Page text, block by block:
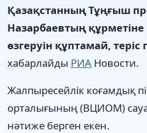
Қазақстанның Тұңғыш
Назарбаевтың
өзгеруін құптамай, теріс
хабарлайды РИА Новости.
Жалпыресейлік коғамдық
орталығының (ВЦИОМ)
нәтиже берген екен.